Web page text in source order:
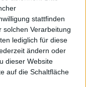
stattfinden
solchen Verarbeitung
lediglich für diese
ändern oder
dieser Website
auf die Schaltfläche